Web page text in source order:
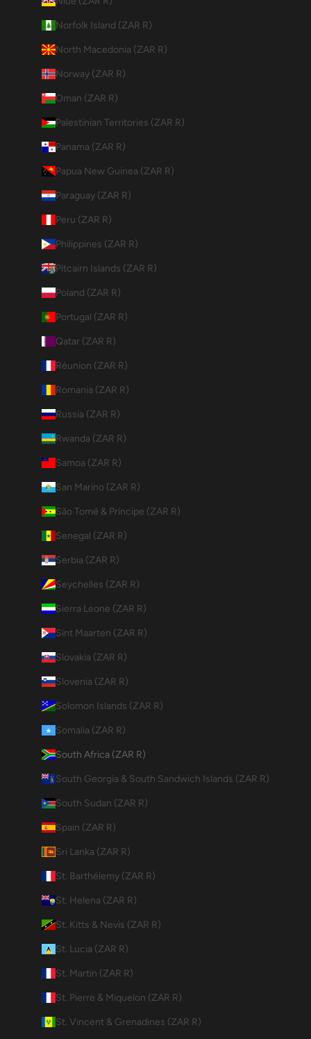
Norfolk Island (ZAR R)
North Macedonia (ZAR R)
Norway (ZAR R)
Oman (ZAR R)
Palestinian Territories (ZAR R)
Panama (ZAR R)
Papua New Guinea (ZAR R)
Paraguay (ZAR R)
Peru (ZAR R)
Philippines (ZAR R)
Pitcairn Islands (ZAR R)
Poland (ZAR R)
Portugal (ZAR R)
Qatar (ZAR R)
Réunion (ZAR R)
Romania (ZAR R)
Russia (ZAR R)
Rwanda (ZAR R)
Samoa (ZAR R)
San Marino (ZAR R)
São Tomé & Príncipe (ZAR R)
Senegal (ZAR R)
Serbia (ZAR R)
Seychelles (ZAR R)
Sierra Leone (ZAR R)
Sint Maarten (ZAR R)
Slovakia (ZAR R)
Slovenia (ZAR R)
Solomon Islands (ZAR R)
Somalia (ZAR R)
South Africa (ZAR R)
South Georgia & South Sandwich Islands (ZAR R)
South Sudan (ZAR R)
Spain (ZAR R)
Sri Lanka (ZAR R)
St. Barthélemy (ZAR R)
St. Helena (ZAR R)
St. Kitts & Nevis (ZAR R)
St. Lucia (ZAR R)
St. Martin (ZAR R)
St. Pierre & Miquelon (ZAR R)
St. Vincent & Grenadines (ZAR R)